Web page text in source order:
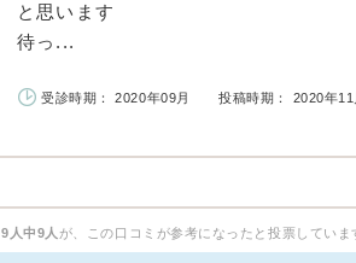
と思います
待っ...
受診時期： 2020年09月 投稿時期： 2020年11
9人中9人 が、この口コミが参考になったと投票していま